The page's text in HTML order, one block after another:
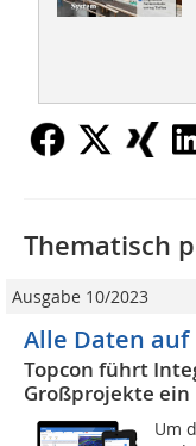
Thematisch
Ausgabe 10/2023
Alle Daten
Topcon führt
Großprojekte ein
Um